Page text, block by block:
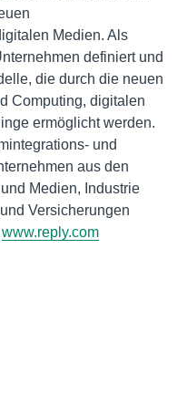
Medien. Als
definiert und
die durch die neuen
Computing, digitalen
ermöglicht werden.
und
aus den
Medien, Industrie
Versicherungen
www.reply.com